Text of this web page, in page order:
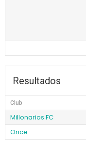
Resultados
Club
Millonarios FC
Once